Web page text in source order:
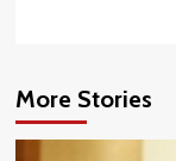
More Stories